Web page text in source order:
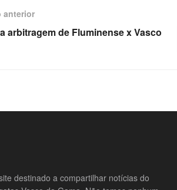
anterior
arbitragem de Fluminense x Vasco
destinado a compartilhar notícias do